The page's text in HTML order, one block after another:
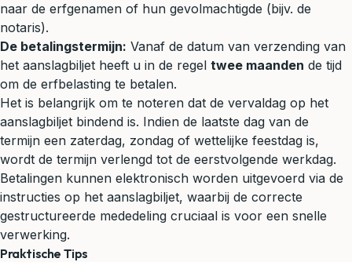
naar de erfgenamen of hun gevolmachtigde (bijv. de
notaris).
De betalingstermijn: Vanaf de datum van verzending van
het aanslagbiljet heeft u in de regel twee maanden de tijd
om de erfbelasting te betalen.
Het is belangrijk om te noteren dat de vervaldag op het
aanslagbiljet bindend is. Indien de laatste dag van de
termijn een zaterdag, zondag of wettelijke feestdag is,
wordt de termijn verlengd tot de eerstvolgende werkdag.
Betalingen kunnen elektronisch worden uitgevoerd via de
instructies op het aanslagbiljet, waarbij de correcte
gestructureerde mededeling cruciaal is voor een snelle
verwerking.
Praktische Tips